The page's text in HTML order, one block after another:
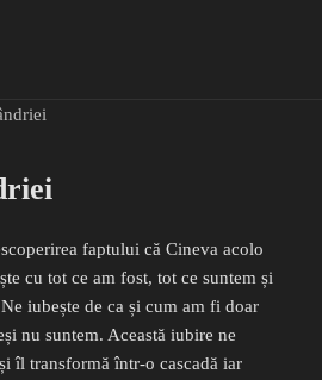
faptului că Cineva acolo
cu tot ce am fost, tot ce suntem și
iubește de ca și cum am fi doar
nu suntem. Această iubire ne
îl transformă într-o cascadă iar